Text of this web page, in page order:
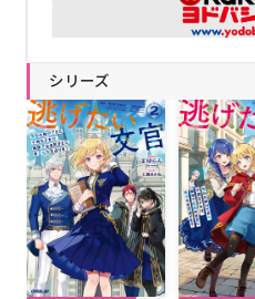
シリーズ